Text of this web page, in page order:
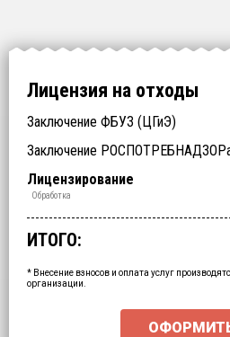
Лицензия на отходы
Подготовка документов
Заключение ФБУЗ (ЦГиЭ)
Заключение
Технические специалисты
Отходы > 200
Спецтехника (аренда)
Оборудование (аренда)
Срочное получение
1-4 классы отходов
Лицензирование
Транспортирование
Утилизация
Обезвреживание
Размещение
Сбор
Обработка
Промежуточный итог:
Ваша персональна скидка
ИТОГО:
* Внесение взносов и оплата услуг
организации.